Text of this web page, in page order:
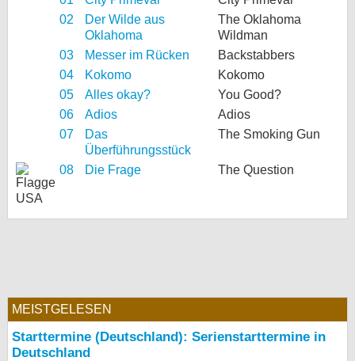
02
Der Wilde aus
Oklahoma
The Oklahoma
Wildman
03
Messer im Rücken
Backstabbers
04
Kokomo
Kokomo
05
Alles okay?
You Good?
06
Adios
Adios
07
Das
Überführungsstück
The Smoking Gun
08 Die Frage The Question
MEISTGELESEN
Starttermine (Deutschland): Serienstarttermine in
Deutschland